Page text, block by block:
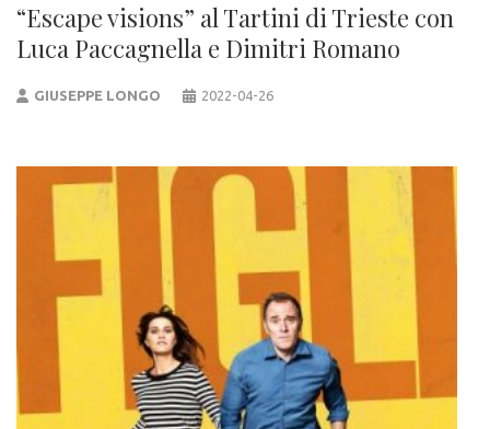
“Escape visions” al Tartini di Trieste con
Luca Paccagnella e Dimitri Romano
GIUSEPPE LONGO 2022-04-26